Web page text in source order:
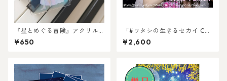
『星とめぐる冒険』アクリル
キーホルダー
¥650
「#ワタシの生きるセカイ CD
&BOOK vol.1」
¥2,600